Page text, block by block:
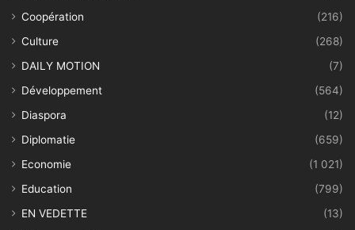
Coopération
(216)
Culture
(268)
DAILY MOTION
(7)
Développement
(564)
Diaspora
(12)
Diplomatie
(659)
Economie
(1 021)
Education
(799)
EN VEDETTE
(13)